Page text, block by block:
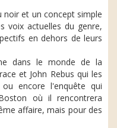
noir et un concept simple
voix actuelles du genre,
en dehors de leurs
dans le monde de la
et John Rebus qui les
encore l'enquête qui
où il rencontrera
affaire, mais pour des